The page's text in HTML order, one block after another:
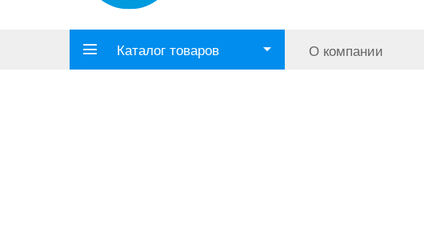
Каталог товаров О компании